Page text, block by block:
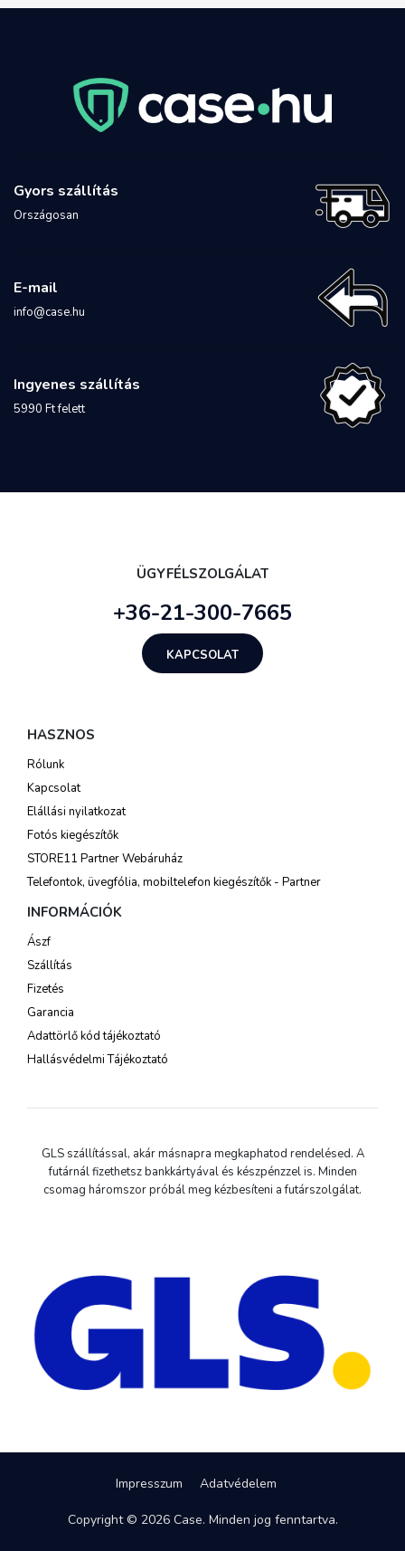
Gyors szállítás
Országosan
E-mail
info@case.hu
Ingyenes szállítás
5990 Ft felett
ÜGYFÉLSZOLGÁLAT
+36-21-300-7665
KAPCSOLAT
HASZNOS
Rólunk
Kapcsolat
Elállási nyilatkozat
Fotós kiegészítők
STORE11 Partner Webáruház
Telefontok, üvegfólia, mobiltelefon kiegészítők - Partner
INFORMÁCIÓK
Ászf
Szállítás
Fizetés
Garancia
Adattörlő kód tájékoztató
Hallásvédelmi Tájékoztató
GLS szállítással, akár másnapra megkaphatod rendelésed. A
futárnál fizethetsz bankkártyával és készpénzzel is. Minden
csomag háromszor próbál meg kézbesíteni a futárszolgálat.
Impresszum Adatvédelem
Copyright © 2026 Case. Minden jog fenntartva.